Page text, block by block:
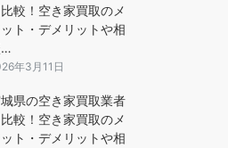
較！空き家買取のメ
ット・デメリットや相
…
年3月11日
県の空き家買取業者
較！空き家買取のメ
ット・デメリットや相